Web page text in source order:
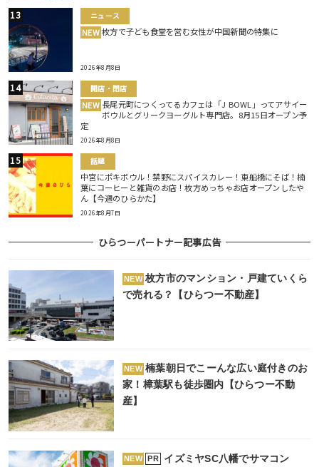
ニュース
NEW 枚方で子ども食堂を営む女性が中国新聞の特集に
2026年8月8日
開店・閉店
NEW 長尾元町につくってるカフェは「J BOWL」ってアサイー
ボウルとグリークヨーグルト専門店。8月15日オープン予
定
2026年8月8日
話題
中宮にポキボウル！禁野にスパイスカレー！東船橋にそば！楠
葉にコーヒーと雑貨のお店！枚方めっちゃお店オープンしたや
ん【今週のひらかた】
2026年8月7日
ひらつーパートナー記事広告
NEW 枚方市のマンション・戸建ていくら
で売れる？【ひらつー不動産】
NEW 楠葉朝日でこーんな広い庭付きのお
家！樟葉駅も徒歩圏内【ひらつー不動
産】
NEW PR イズミヤSC八幡でサマコン